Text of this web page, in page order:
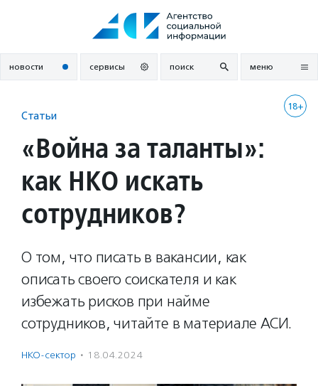
новости сервисы поиск меню
18+
Статьи
«Война за таланты»:
как НКО искать
сотрудников?
О том, что писать в вакансии, как
описать своего соискателя и как
избежать рисков при найме
сотрудников, читайте в материале АСИ.
НКО-сектор · 18.04.2024